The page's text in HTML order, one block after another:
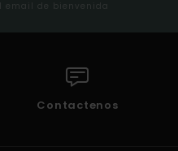
email de bienvenida
Contactenos